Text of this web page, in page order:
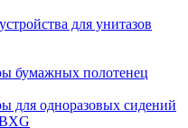
для унитазов
бумажных полотенец
для одноразовых сидений